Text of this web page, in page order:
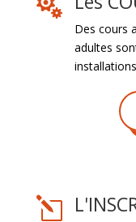

Des cours
adultes
l